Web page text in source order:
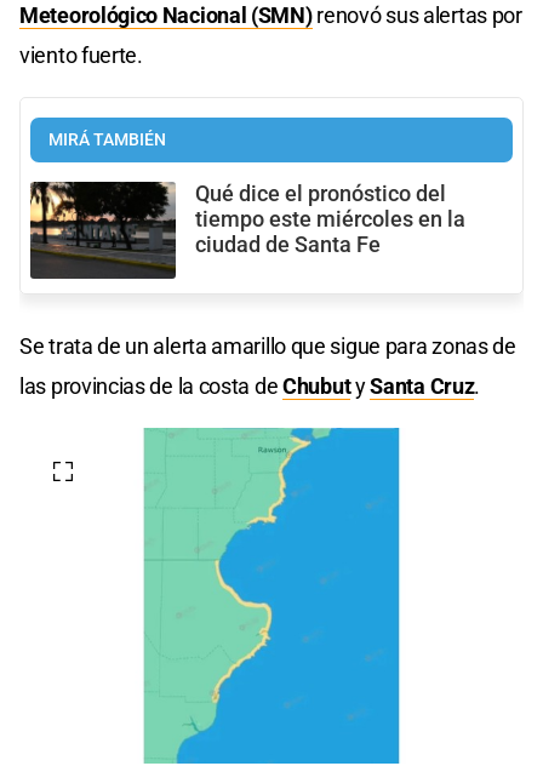
Meteorológico Nacional (SMN)renovó sus alertas por
viento fuerte.
MIRÁ TAMBIÉN
Qué dice el pronóstico del
tiempo este miércoles en la
ciudad de Santa Fe
Se trata de un alerta amarillo que sigue para zonas de
las provincias de la costa deChubutySanta Cruz.